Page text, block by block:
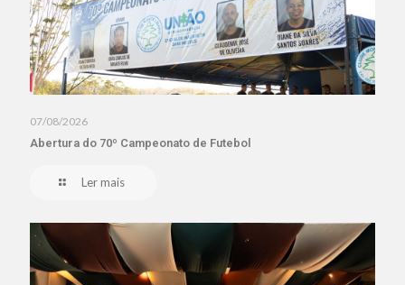
07/08/2026
Abertura do 70º Campeonato de Futebol
Ler mais